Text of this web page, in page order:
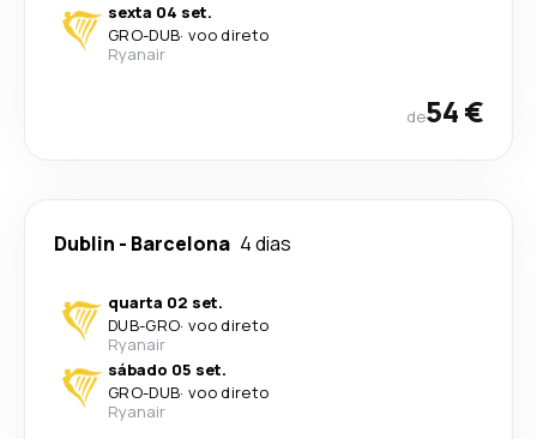
sexta 04 set.
GRO-DUB· voo direto
Ryanair
de54 €
Dublin - Barcelona 4 dias
quarta 02 set.
DUB-GRO· voo direto
Ryanair
sábado 05 set.
GRO-DUB· voo direto
Ryanair